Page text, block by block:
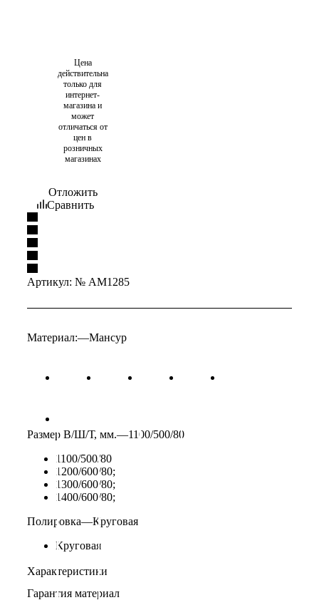
Цена
действительна
только для
интернет-
магазина и
может
отличаться от
цен в
розничных
магазинах
Отложить
Сравнить
Артикул: № AM1285
Материал:—Мансур
Размер В/Ш/Т, мм.—1100/500/80
1100/500/80
1200/600/80;
1300/600/80;
1400/600/80;
Полировка—Круговая
Круговая
Характеристики
Гарантия материал